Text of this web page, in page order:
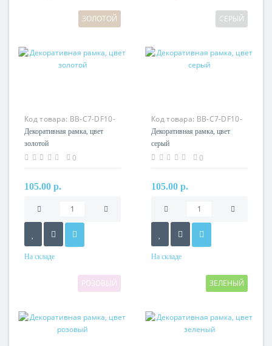
ЗОЛОТОЙ
Код товара: BB-C7-DF10-
13
Декоративная рамка, цвет
золотой
0
105.00 р.
На складе
СЕРЫЙ
Код товара: BB-C7-DF10-
15
Декоративная рамка, цвет
серый
0
105.00 р.
На складе
РОЗОВЫЙ ЗЕЛЕНЫЙ